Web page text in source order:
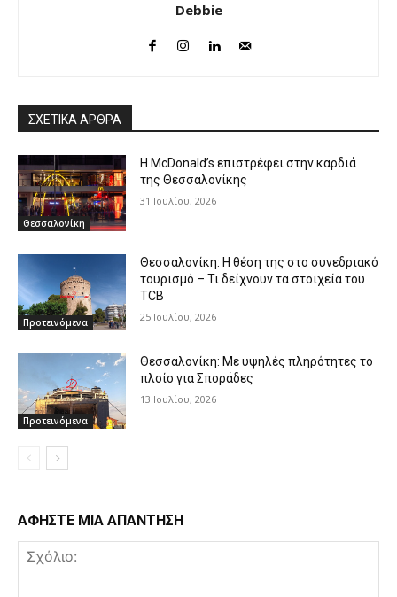
Debbie
ΣΧΕΤΙΚΑ ΑΡΘΡΑ
Θεσσαλονίκη
Η McDonald’s επιστρέφει στην καρδιά
της Θεσσαλονίκης
31 Ιουλίου, 2026
Προτεινόμενα
Θεσσαλονίκη: Η θέση της στο συνεδριακό
τουρισμό – Τι δείχνουν τα στοιχεία του
TCB
25 Ιουλίου, 2026
Προτεινόμενα
Θεσσαλονίκη: Με υψηλές πληρότητες το
πλοίο για Σποράδες
13 Ιουλίου, 2026
ΑΦΗΣΤΕ ΜΙΑ ΑΠΑΝΤΗΣΗ